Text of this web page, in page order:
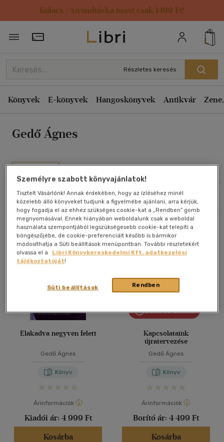
Kulacs / strandtáska most csak 1499 Ft!
Törzsvásárlói Kártya adatai
Részletes keresés
Könyvek E-könyvek Hangoskönyvek Antikvár
Gedő Ágnes
Szűrés Rendezés
Rendezés
Kiadás éve szerint csökkenő
Ár szerint csökkenő
Eladott darabszám szerint csökkenő
Cím szerint A-Z
Szerző szerint A-Z
Megjelenítés
20 db / oldal
40 db / oldal
Alkalmaz
Összesen3db
Elakadva negyven felett
Gedő Ágnes
Könyv
Árinformációk
Kiadói ár: 4 999 Ft
Kosárba
Bolti és online
Kapcsolataink
újratervezése
Gedő Ágnes
Könyv
Árinformációk
Borító ár: 4 499 Ft
Kosárba
Személyre szabott könyvajánlatok!
Tisztelt Vásárlónk! Annak érdekében, hogy az ízléséhez minél
közelebb álló könyveket tudjunk a figyelmébe ajánlani, arra kérjük,
hogy fogadja el az ehhez szükséges cookie-kat a „Rendben” gomb
megnyomásával. Ennek hiányában weboldalunk csak a weboldal
használata szempontjából legszükségesebb cookie-kat telepíti a
böngészőjébe, de cookie-preferenciáit később is bármikor
módosíthatja a Süti beállítások menüpontban. További részletekért
olvassa el a
Libri Könyvkereskedelmi Kft. adatkezelési
tájékoztatóját!
Rendben
Süti beállítások